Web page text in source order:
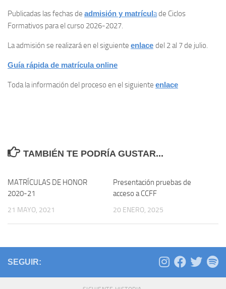
Publicadas las fechas de admisión y matrículade Ciclos
Formativos para el curso 2026-2027.
La admisión se realizará en el siguiente enlace del 2 al 7 de julio.
Guía rápida de matrícula online
Toda la información del proceso en el siguiente enlace
TAMBIÉN TE PODRÍA GUSTAR...
MATRÍCULAS DE HONOR
2020-21
21 MAYO, 2021
Presentación pruebas de
acceso a CCFF
20 ENERO, 2025
SEGUIR: